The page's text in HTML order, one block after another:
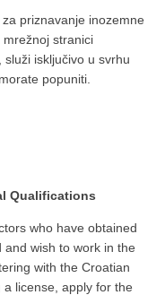
priznavanje inozemne
stranici
isključivo u svrhu
popuniti.
Qualifications
who have obtained
wish to work in the
with the Croatian
license, apply for the